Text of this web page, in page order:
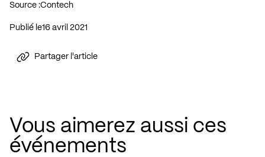
Source :Contech
Publié le 16 avril 2021
Partager l'article
Vous aimerez aussi ces
événements